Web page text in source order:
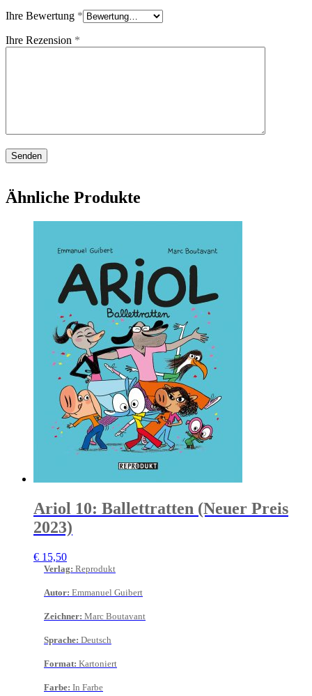
Ihre Bewertung *
Ihre Rezension *
Ähnliche Produkte
Ariol 10: Ballettratten (Neuer Preis
2023)
€ 15,50
Verlag: Reprodukt
Autor: Emmanuel Guibert
Zeichner: Marc Boutavant
Sprache: Deutsch
Format: Kartoniert
Farbe: In Farbe